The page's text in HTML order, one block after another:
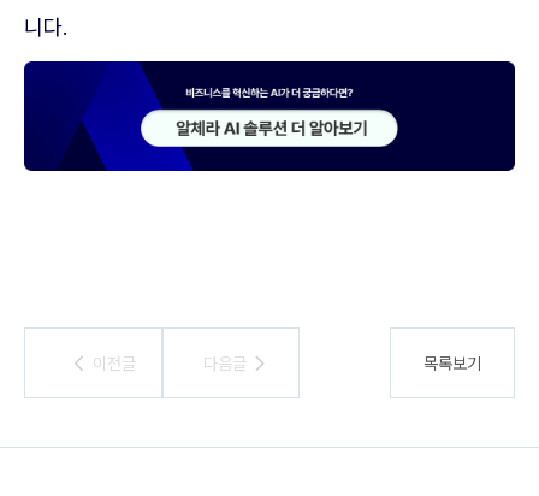
니다.
이전글
이전글 다음글
다음글 목록보기